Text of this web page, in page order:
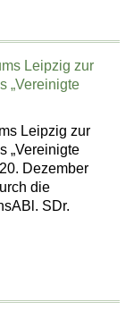
Leipzig zur
„Vereinigte
Leipzig zur
„Vereinigte
Dezember
die
SDr.